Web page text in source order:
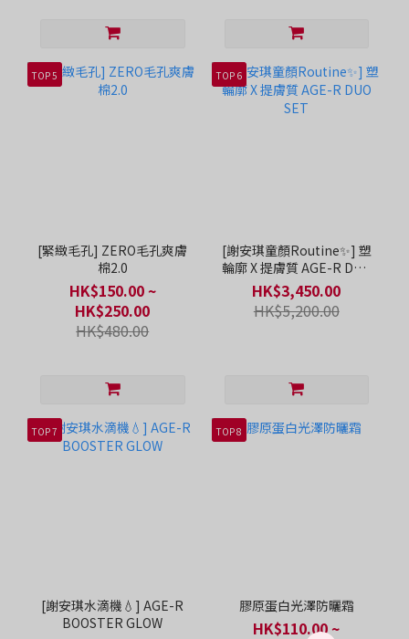
TOP 5
[緊緻毛孔] ZERO毛孔爽膚
棉2.0
HK$150.00 ~
HK$250.00
HK$480.00
TOP 6
[謝安琪童顏Routine✨] 塑
輪廓 X 提膚質 AGE-R DUO
SET
HK$3,450.00
HK$5,200.00
TOP 7
[謝安琪水滴機💧] AGE-R
BOOSTER GLOW
TOP 8
膠原蛋白光澤防曬霜
HK$110.00 ~